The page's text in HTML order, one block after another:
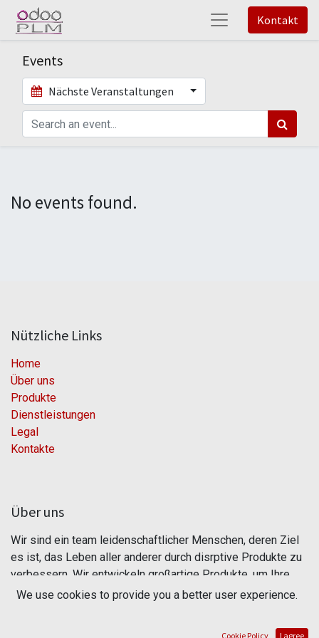
Kontakt
Events
Nächste Veranstaltungen
No events found.
Nützliche Links
Home
Über uns
Produkte
Dienstleistungen
Legal
Kontakte
Über uns
Wir sind ein team leidenschaftlicher Menschen, deren Ziel
es ist, das Leben aller anderer durch disrptive Produkte zu
verbessern. Wir entwickeln großartige Produkte, um Ihre
Geschäftsprobleme zu lösen.
We use cookies to provide you a better user experience.
Cookie Policy I agree